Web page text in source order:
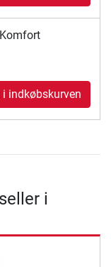
indkøbskurven
i